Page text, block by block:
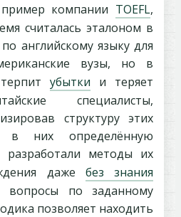
компании TOEFL,
считалась эталоном в
английскому языку для
вузы, но в
убытки и теряет
специалисты,
структуру этих
в них определённую
разработали методы их
даже без знания
вопросы по заданному
позволяет находить